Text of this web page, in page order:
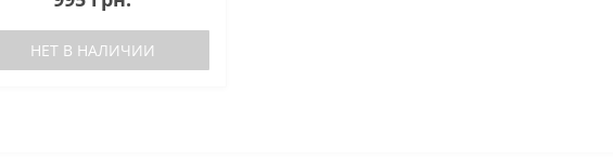
НЕТ В НАЛИЧИИ